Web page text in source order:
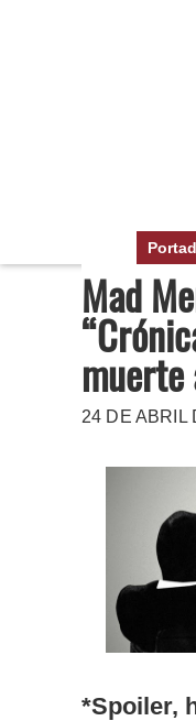
Mad
muerte
24 DE ABRIL
*Spoiler,